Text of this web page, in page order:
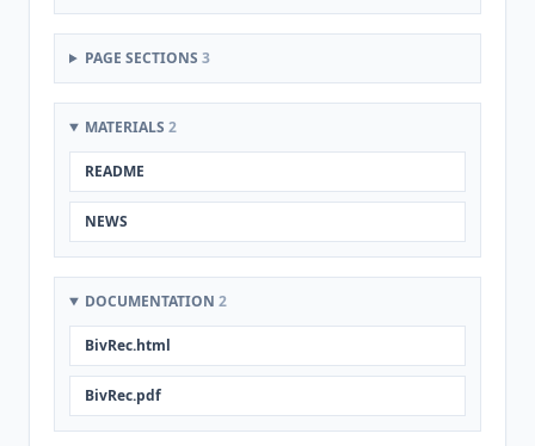
PAGE SECTIONS 3
MATERIALS 2
README
NEWS
DOCUMENTATION 2
BivRec.html
BivRec.pdf